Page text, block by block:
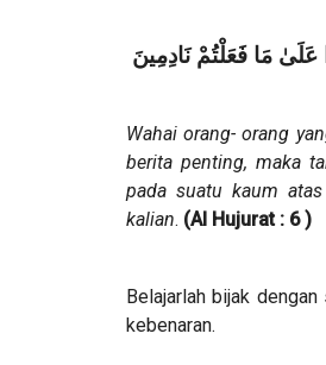
عَلَىٰ مَا فَعَلْتُمْ نَادِمِينَ
Wahai orang- orang
berita penting, maka
pada suatu kaum
kalian. (Al Hujurat : 6 )
Belajarlah bijak
kebenaran.